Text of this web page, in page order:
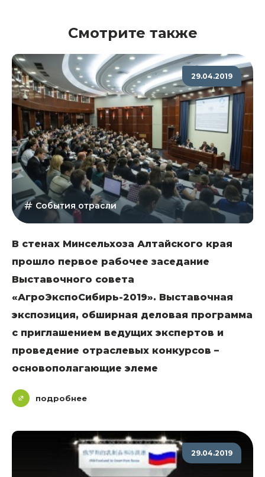
Смотрите также
29.04.2019
События отрасли
В стенах Минсельхоза Алтайского края
прошло первое рабочее заседание
Выставочного совета
«АгроЭкспоСибирь-2019». Выставочная
экспозиция, обширная деловая программа
с приглашением ведущих экспертов и
проведение отраслевых конкурсов –
основополагающие элеме
подробнее
29.04.2019